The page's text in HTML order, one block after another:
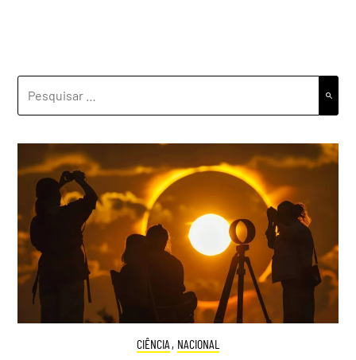
CIÊNCIA , NACIONAL